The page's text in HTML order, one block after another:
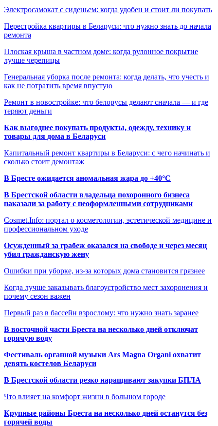
Электросамокат с сиденьем: когда удобен и стоит ли покупать
Перестройка квартиры в Беларуси: что нужно знать до начала
ремонта
Плоская крыша в частном доме: когда рулонное покрытие
лучше черепицы
Генеральная уборка после ремонта: когда делать, что учесть и
как не потратить время впустую
Ремонт в новостройке: что белорусы делают сначала — и где
теряют деньги
Как выгоднее покупать продукты, одежду, технику и
товары для дома в Беларуси
Капитальный ремонт квартиры в Беларуси: с чего начинать и
сколько стоит демонтаж
В Бресте ожидается аномальная жара до +40°C
В Брестской области владельца похоронного бизнеса
наказали за работу с неоформленными сотрудниками
Cosmet.Info: портал о косметологии, эстетической медицине и
профессиональном уходе
Осужденный за грабеж оказался на свободе и через месяц
убил гражданскую жену
Ошибки при уборке, из-за которых дома становится грязнее
Когда лучше заказывать благоустройство мест захоронения и
почему сезон важен
Первый раз в бассейн взрослому: что нужно знать заранее
В восточной части Бреста на несколько дней отключат
горячую воду
Фестиваль органной музыки Ars Magna Organi охватит
девять костелов Беларуси
В Брестской области резко наращивают закупки БПЛА
Что влияет на комфорт жизни в большом городе
Крупные районы Бреста на несколько дней останутся без
горячей воды